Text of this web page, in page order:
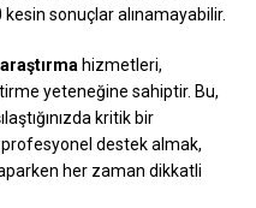
sonuçlar alınamayabilir.
hizmetleri,
yeteneğine sahiptir. Bu,
kritik bir
profesyonel destek almak,
her zaman dikkatli